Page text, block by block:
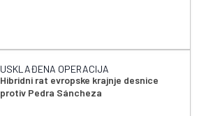
USKLAĐENA OPERACIJA
Hibridni rat evropske krajnje desnice
protiv Pedra Sáncheza